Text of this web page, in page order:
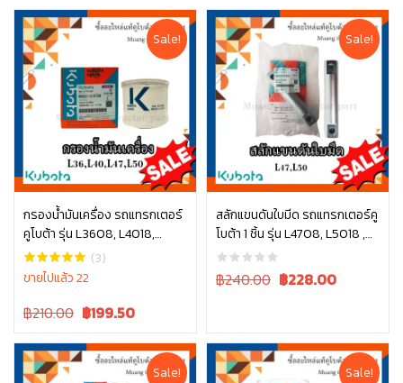
Sale!
กรองน้ำมันเครื่อง รถแทรกเตอร์
คูโบต้า รุ่น L3608, L4018,
L4508, L4708, L5018, M6040
, W9501-31070B
(3)
ขายไปแล้ว 22
Original
was:
฿210.00.
฿210.00 Current
is:
฿210.00.
฿199.50
หยิบใส่ตะกร้า
Sale!
สลักแขนดันใบมีด รถแทรกเตอร์คู
โบต้า 1 ชิ้น รุ่น L4708, L5018 ,
W9558-52102
Original
฿240.00 Current
฿228.00
หยิบใส่ตะกร้า
Sale! Sale!